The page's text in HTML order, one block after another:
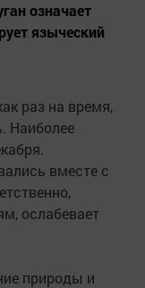
означает
языческий
раз на время,
Наиболее
вместе с
ослабевает
природы и